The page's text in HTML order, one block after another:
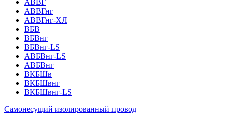
АВВГ
АВВГнг
АВВГнг-ХЛ
ВБВ
ВБВнг
ВБВнг-LS
АВБВнг-LS
АВБВнг
ВКБШв
ВКБШвнг
ВКБШвнг-LS
Самонесущий изолированный провод